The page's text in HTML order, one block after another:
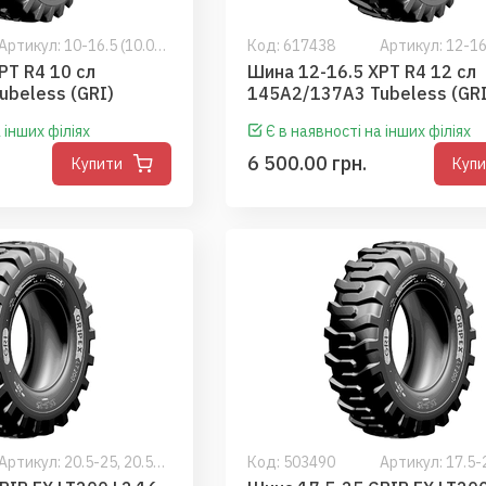
Артикул: 10-16.5 (10.0-16.5,10R16.5,10.00-16.5,10.00R16.5)
R4 10 сл
(GRI)
філіях
Купити
Код: 617438
Шина 12-16.5 XPT R4 12 сл
145A2/137A3 Tubeless
Є в наявності на інших філіях
6 500.00 грн.
Артикул: 20.5-25, 20.5R25 Код: 503490